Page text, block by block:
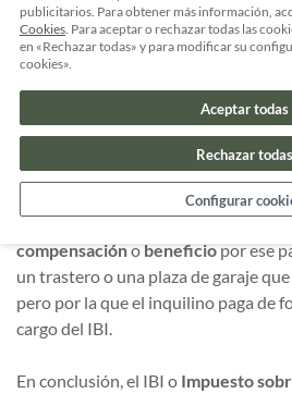
pago de la vivienda. Esto puede
encuentra enarrendamiento. Por
pagarlo el
casa o piso, aunque el inquilino sea
Recuerda que el arrendatario solo
pero no la propiedad de la misma.
de arrendamiento no son más que la
el acuerdo puede establecer que sea
encargue del pago del IBI, siempre y
compensacióno beneficio por ese
un trastero o una plaza de garaje
pero por la que el inquilino paga de
cargo del IBI.
En conclusión, el IBI o Impuesto
publicitarios. Para obtener más información,
Cookies . Para aceptar o rechazar todas las
en «Rechazar todas» y para modificar su
cookies».
Aceptar todas
Rechazar todas
Configurar